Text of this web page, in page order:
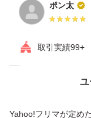
ポン太
取引実績99+
ユ
Yahoo!フリマが定め
価格の相